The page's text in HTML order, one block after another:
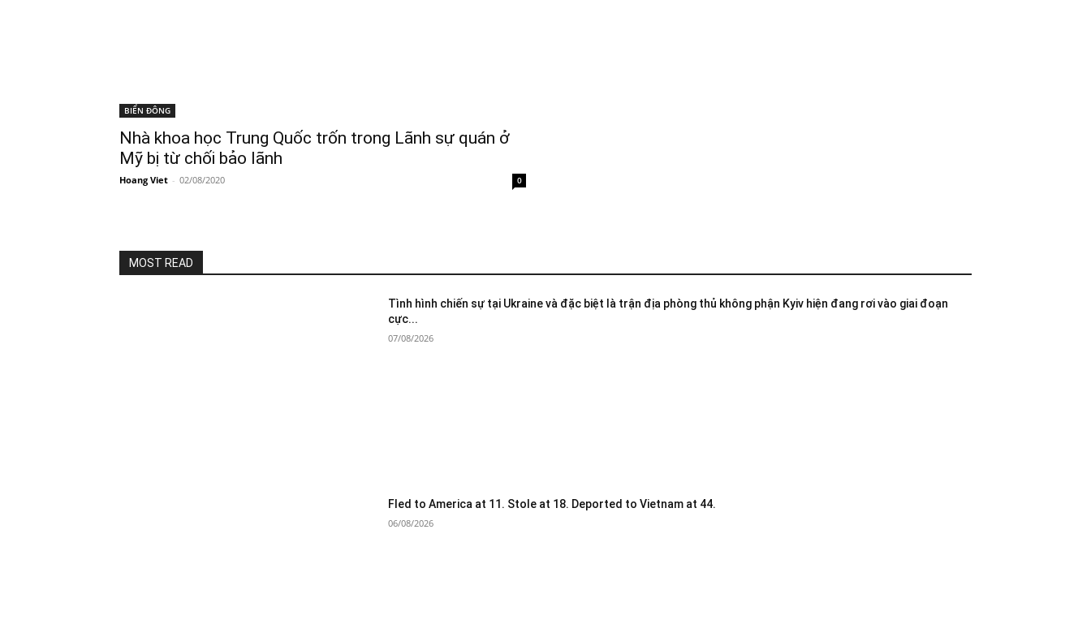
BIỂN ĐÔNG
Nhà khoa học Trung Quốc trốn trong Lãnh sự quán ở
Mỹ bị từ chối bảo lãnh
Hoang Viet - 02/08/2020 0
MOST READ
Tình hình chiến sự tại Ukraine và đặc biệt là trận địa phòng thủ không phận Kyiv hiện đang rơi vào giai đoạn
cực...
07/08/2026
Fled to America at 11. Stole at 18. Deported to Vietnam at 44.
06/08/2026